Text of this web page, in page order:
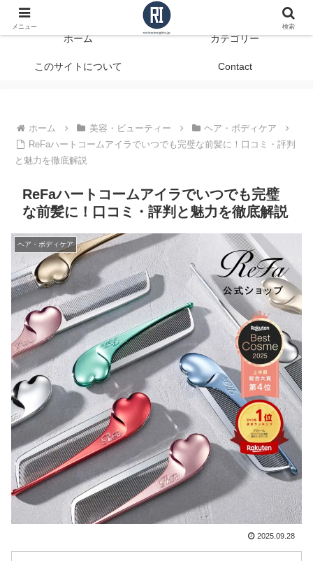
データで見る、本当に役立つ商品レビュー
ホーム カテゴリー
このサイトについて Contact
ホーム 美容・ビューティー
ヘア・ボディケア
ReFaハートコームアイラでいつでも完璧な前髪に！口コミ・評判
と魅力を徹底解説
ReFaハートコームアイラでいつでも完璧
な前髪に！口コミ・評判と魅力を徹底解説
ヘア・ボディケア
2025.09.28
メニュー 検索